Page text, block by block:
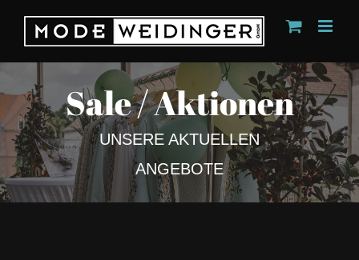
content
Sale / Aktionen
UNSERE AKTUELLEN
ANGEBOTE